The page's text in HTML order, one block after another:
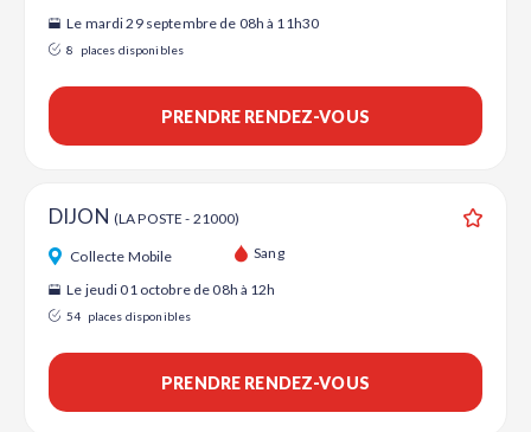
Le mardi 29 septembre de 08h à 11h30
8 places disponibles
PRENDRE RENDEZ-VOUS
DIJON (LA POSTE - 21000)
Collecte Mobile Sang
Le jeudi 01 octobre de 08h à 12h
54 places disponibles
PRENDRE RENDEZ-VOUS